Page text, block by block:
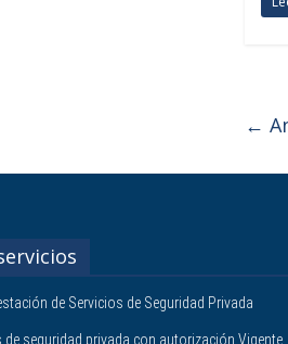
←
de Servicios de Seguridad Privada
de seguridad privada con autorización Vigente